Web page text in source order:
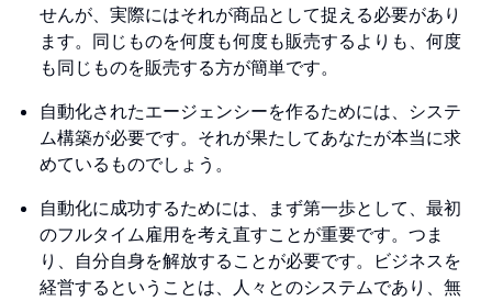
せんが、実際にはそれが商品として捉える必要があり
ます。同じものを何度も何度も販売するよりも、何度
も同じものを販売する方が簡単です。
自動化されたエージェンシーを作るためには、システ
ム構築が必要です。それが果たしてあなたが本当に求
めているものでしょう。
自動化に成功するためには、まず第一歩として、最初
のフルタイム雇用を考え直すことが重要です。つま
り、自分自身を解放することが必要です。ビジネスを
経営するということは、人々とのシステムであり、無